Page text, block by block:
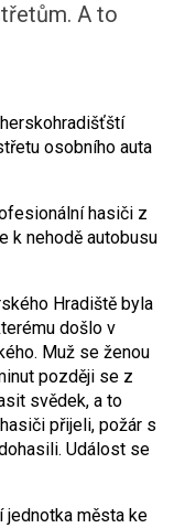
A to
osobního auta
hasiči z
k nehodě autobusu
Hradiště byla
došlo v
Muž se ženou
později se z
svědek, a to
přijeli, požár s
Událost se
jednotka města ke